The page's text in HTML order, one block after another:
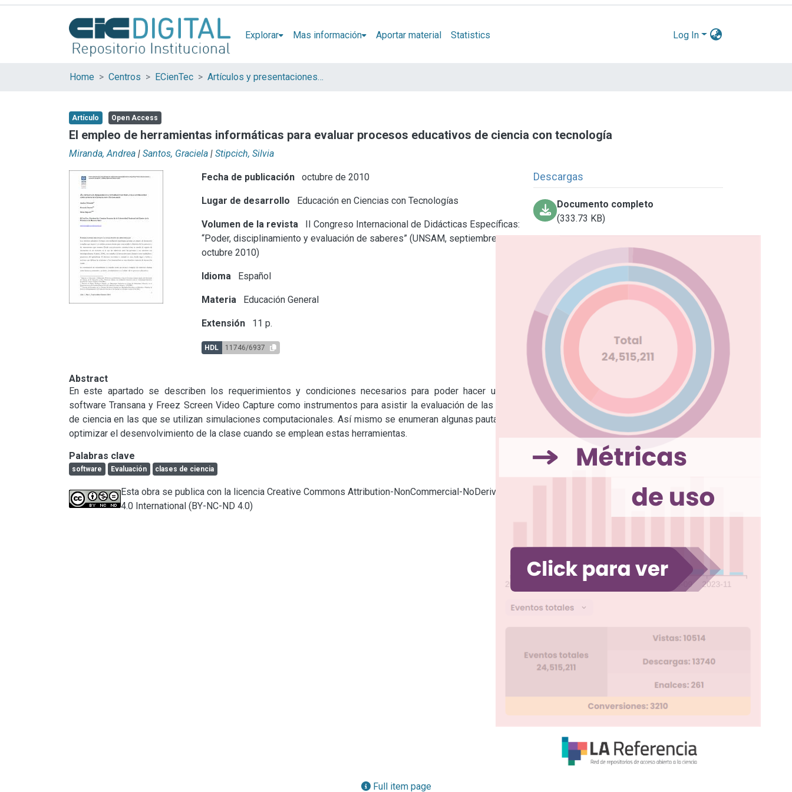
Explorar Mas información Aportar material Statistics Log In
Home Centros ECienTec Artículos y presentaciones en Congresos
Artículo Open Access
El empleo de herramientas informáticas para evaluar procesos educativos de ciencia con tecnología
Miranda, Andrea | Santos, Graciela | Stipcich, Silvia
Fecha de publicación octubre de 2010
Lugar de desarrollo Educación en Ciencias con Tecnologías
Volumen de la revista
II Congreso Internacional de Didácticas Específicas:
“Poder, disciplinamiento y evaluación de saberes” (UNSAM, septiembre‐
octubre 2010)
Idioma Español
Materia Educación General
Extensión 11 p.
HDL 11746/6937
Descargas
Documento completo
(333.73 KB)
Abstract
En este apartado se describen los requerimientos y condiciones necesarios para poder hacer uso del
software Transana y Freez Screen Video Capture como instrumentos para asistir la evaluación de las clases
de ciencia en las que se utilizan simulaciones computacionales. Así mismo se enumeran algunas pautas para
optimizar el desenvolvimiento de la clase cuando se emplean estas herramientas.
Palabras clave
software Evaluación clases de ciencia
Esta obra se publica con la licencia Creative Commons Attribution-NonCommercial-NoDerivatives
4.0 International (BY-NC-ND 4.0)
Full item page